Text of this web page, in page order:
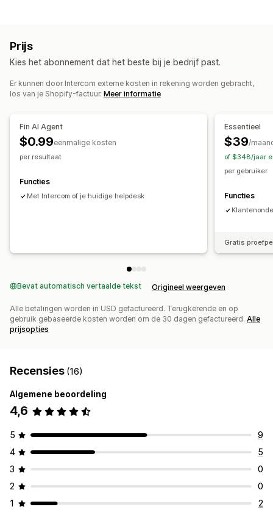
Pushmeldingen
Winkelwagenherstel
Kortingen
Veelgestelde vragen
Aanpassing
Kleur en lettertype
Chatvenster
Tagging
Chattoewijzing Chatstromen
Social media
Ticketing Samengestelde inbox
Automatisch toewijzen
Meerdere winkels
Analytics
Prijs
Kies het abonnement dat het beste bij je bedrijf past.
Er kunnen door Intercom externe kosten in rekening worden gebracht,
los van je Shopify-factuur. Meer informatie
Fin AI Agent
$0.99eenmalige kosten
per resultaat
Functies
Met Intercom of je huidige helpdesk
Essentieel
$39/
of $348/jaar
per gebruiker
Functies
Gratis
Bevat automatisch vertaalde tekst Origineel weergeven
Alle betalingen worden in USD gefactureerd. Terugkerende en op
gebruik gebaseerde kosten worden om de 30 dagen gefactureerd. Alle
prijsopties
Recensies (16)
Algemene beoordeling
4,6
5
9
4
5
3
0
2
0
1
2